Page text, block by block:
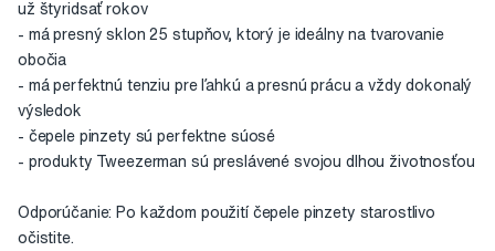
už štyridsať rokov
- má presný sklon 25 stupňov, ktorý je ideálny na tvarovanie
obočia
- má perfektnú tenziu pre ľahkú a presnú prácu a vždy dokonalý
výsledok
- čepele pinzety sú perfektne súosé
- produkty Tweezerman sú preslávené svojou dlhou životnosťou
Odporúčanie: Po každom použití čepele pinzety starostlivo
očistite.